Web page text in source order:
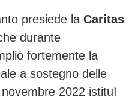
presiede la Caritas
durante
fortemente la
a sostegno delle
2022 istituì